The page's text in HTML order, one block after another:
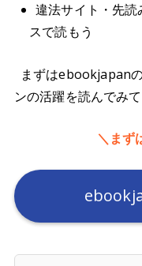
違法サイト・先
スで読もう
まずはebookjapan
ンの活躍を読んでみて
＼まず